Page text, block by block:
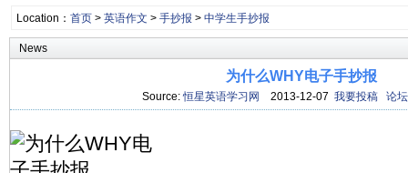
Location： 首页> 英语作文 > 手抄报 > 中学生手抄报
News
为什么WHY电子手抄报
Source:恒星英语学习网 2013-12-07 我要投稿 论坛